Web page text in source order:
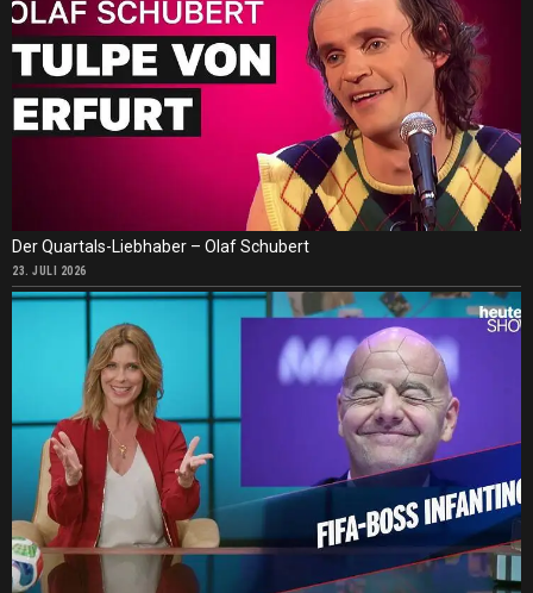
Der Quartals-Liebhaber – Olaf Schubert
23. JULI 2026